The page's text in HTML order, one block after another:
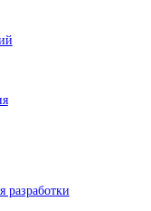
разработки